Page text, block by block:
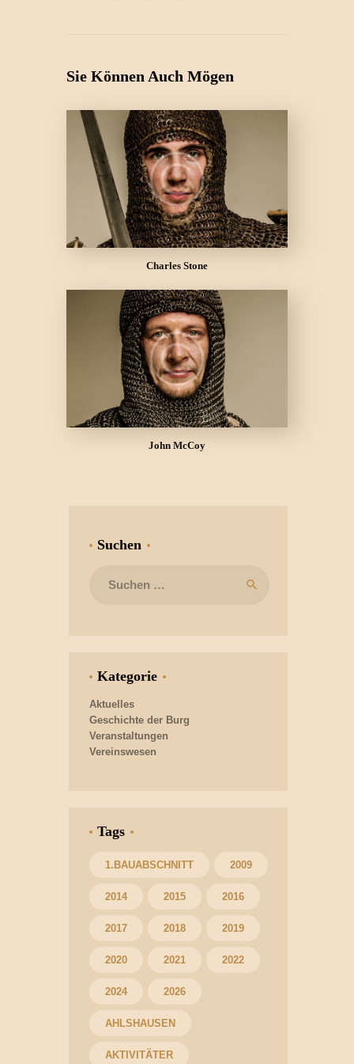
Sie Können Auch Mögen
Charles Stone
John McCoy
Suchen
nach:
Kategorie
Aktuelles
Geschichte der Burg
Veranstaltungen
Vereinswesen
Tags
1.BAUABSCHNITT 2009
2014 2015 2016
2017 2018 2019
2020 2021 2022
2024 2026
AHLSHAUSEN
AKTIVITÄTER